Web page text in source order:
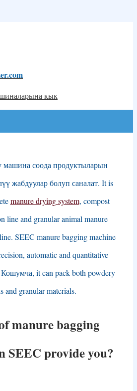
соода продуктыларын
жабдуулар болуп саналат. It is
manure drying system, compost
line and granular animal manure
. SEEC manure bagging machine
, automatic and quantitative
Кошумча, it can pack both powdery
and granular materials.
manure bagging
SEEC provide you?